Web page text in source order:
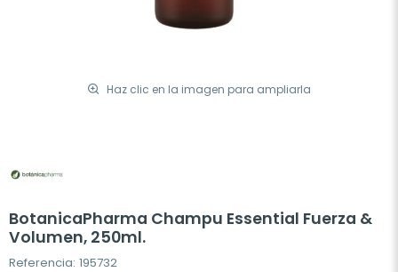
Haz clic en la imagen para ampliarla
BotanicaPharma Champu Essential Fuerza &
Volumen, 250ml.
Referencia: 195732